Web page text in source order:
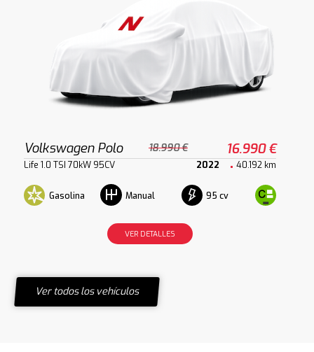
Volkswagen Polo 18.990 € 16.990 €
Life 1.0 TSI 70kW 95CV 2022 40.192 km
Gasolina Manual 95 cv
VER DETALLES
Ver todos los vehículos